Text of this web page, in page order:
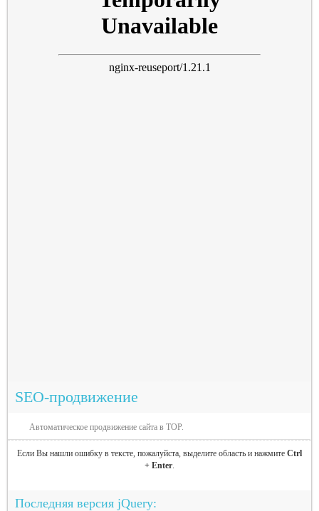
SEO-продвижение
Автоматическое продвижение сайта в TOP.
Если Вы нашли ошибку в тексте, пожалуйста, выделите область и нажмите Ctrl
+ Enter.
Последняя версия jQuery: